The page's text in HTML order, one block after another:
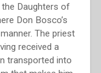
Daughters of
Don Bosco’s
The priest
received a
transported into